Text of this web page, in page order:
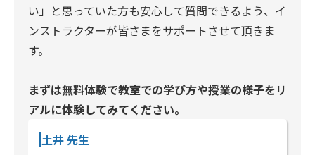
い」と思っていた方も安心して質問できるよう、イ
ンストラクターが皆さまをサポートさせて頂きま
す。
まずは無料体験で教室での学び方や授業の様子をリ
アルに体験してみてください。
土井 先生